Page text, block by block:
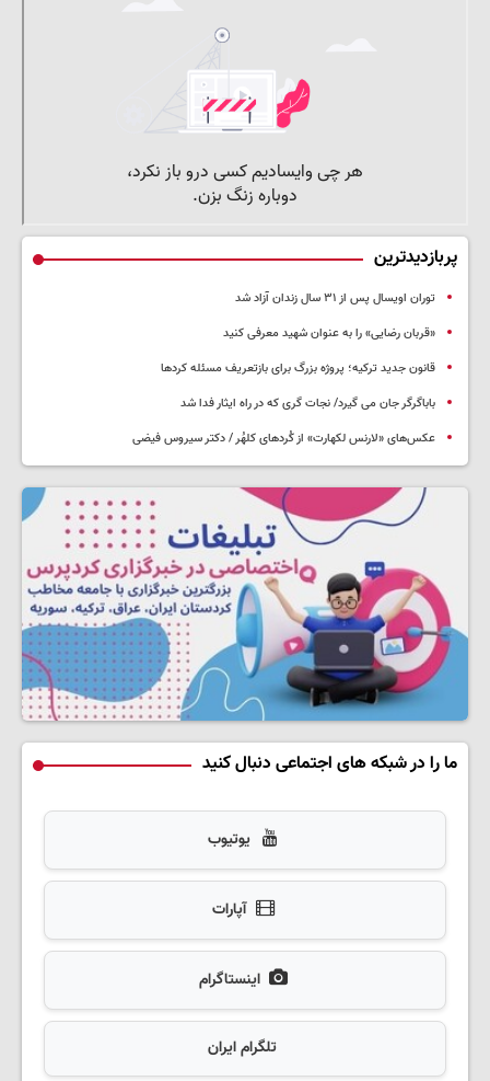
پربازدیدترین
توران اویسال پس از ۳۱ سال زندان آزاد شد
«قربان رضایی» را به عنوان شهید معرفی کنید
قانون جدید ترکیه؛ پروژه بزرگ‌ برای بازتعریف مسئله کردها
باباگرگر جان می گیرد/ نجات گری که در راه ایثار فدا شد
عکس‌های «لارنس لکهارت» از کُردهای کلهُر / دکتر سیروس فیضی
ما را در شبکه های اجتماعی دنبال کنید
یوتیوب
آپارات
اینستاگرام
تلگرام ایران